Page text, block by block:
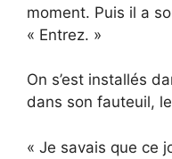
moment. Puis il a
« Entrez. »
On s’est installés
dans son fauteuil,
« Je savais que ce